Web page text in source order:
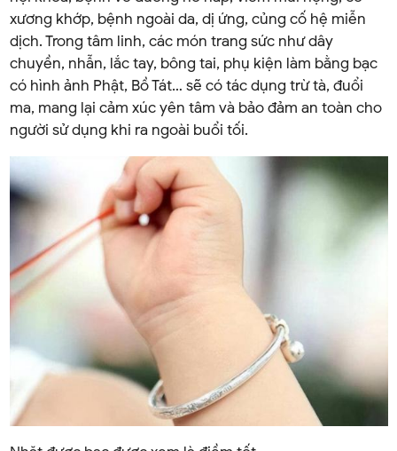
xương khớp, bệnh ngoài da, dị ứng, củng cố hệ miễn
dịch. Trong tâm linh, các món trang sức như dây
chuyền, nhẫn, lắc tay, bông tai, phụ kiện làm bằng bạc
có hình ảnh Phật, Bồ Tát… sẽ có tác dụng trừ tà, đuổi
ma, mang lại cảm xúc yên tâm và bảo đảm an toàn cho
người sử dụng khi ra ngoài buổi tối.